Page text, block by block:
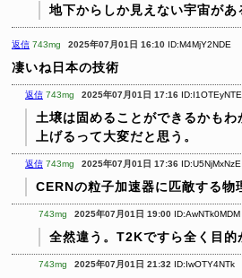
地下からしか見えない宇宙があ
返信 743mg 2025年07月01日 16:10 ID:M4MjY2NDE
凄いね日本の技術
返信 743mg 2025年07月01日 17:16 ID:I1OTEyNTE
土壌は固めることができるかも
上げるって大変だと思う。
返信 743mg 2025年07月01日 17:36 ID:U5NjMxNzE
CERNの粒子加速器に匹敵する物
743mg 2025年07月01日 19:00 ID:AwNTk0MDM
全然違う。T2Kですら全く目的
743mg 2025年07月01日 21:32 ID:IwOTY4NTk